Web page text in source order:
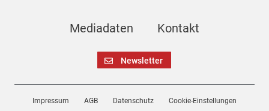
Mediadaten Kontakt
Newsletter
Impressum AGB Datenschutz Cookie-Einstellungen